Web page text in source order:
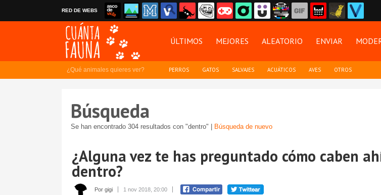
RED DE WEBS
ÚLTIMOS MEJORES ALEATORIO ENVIAR
¿Qué animales quieres ver? PERROS GATOS SALVAJES ACUÁTICOS AVES OTROS
Búsqueda
Se han encontrado 304 resultados con "dentro" | Búsqueda de nuevo
¿Alguna vez te has preguntado cómo caben
dentro?
Por gigi 1 nov 2018, 20:00